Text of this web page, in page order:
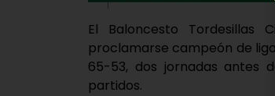
El Baloncesto Tordesillas
proclamarse campeón de
65-53, dos jornadas antes
partidos.